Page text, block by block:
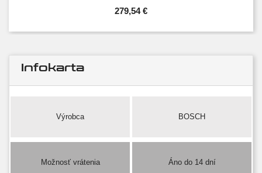
279,54 €
Infokarta
Výrobca BOSCH
Možnosť vrátenia Áno do 14 dní